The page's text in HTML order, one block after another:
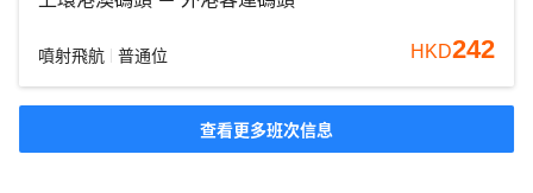
噴射飛航 普通位 HKD242
查看更多班次信息